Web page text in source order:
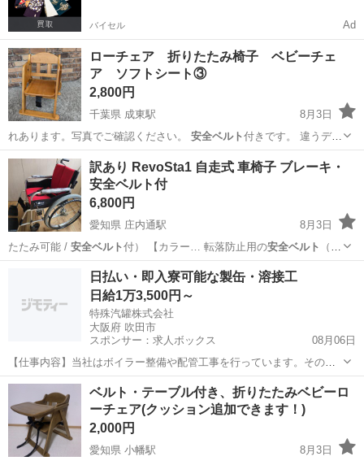
バイセル Ad
ローチェア 折りたたみ椅子 ベビーチェ
ア ソフトシート③
2,800円
千葉県 成東駅
8月3日
れあります。写真でご確認ください。 安全ベルト付きです。 違うデザ
インの物も出品…
千葉 山武市 成東駅 ロー
訳あり RevoSta1 自走式 車椅子 ブレーキ・
安全ベルト付
6,800円
愛知県 庄内通駅
8月3日
たたみ可能 / 安全ベルト 付） ​【カラー… ​転落防止用の安全ベルト
（シ
ートベルト）…名古屋市 庄内通駅 その他 車椅子
日払い・即入寮可能な製缶・溶接工
日給1万3,500円～
特殊汽罐株式会社
大阪府 吹田市
スポンサー：求人ボックス
08月06日
【仕事内容】当社はボイラー整備や配管工事を行っています。その中
で必要な配管やボイラーの製缶作業(溶接・切断・架台等の製作)業務に
当社工場内であたっていただきます。 工場は大阪府吹田市芳野町。御
堂筋線の江坂駅からの徒歩圏内にあります...
アルバイト・パート
ベルト・テーブル付き、折りたたみベビーロ
ーチェア(クッション追加できます！)
2,000円
愛知県 小幡駅
8月3日